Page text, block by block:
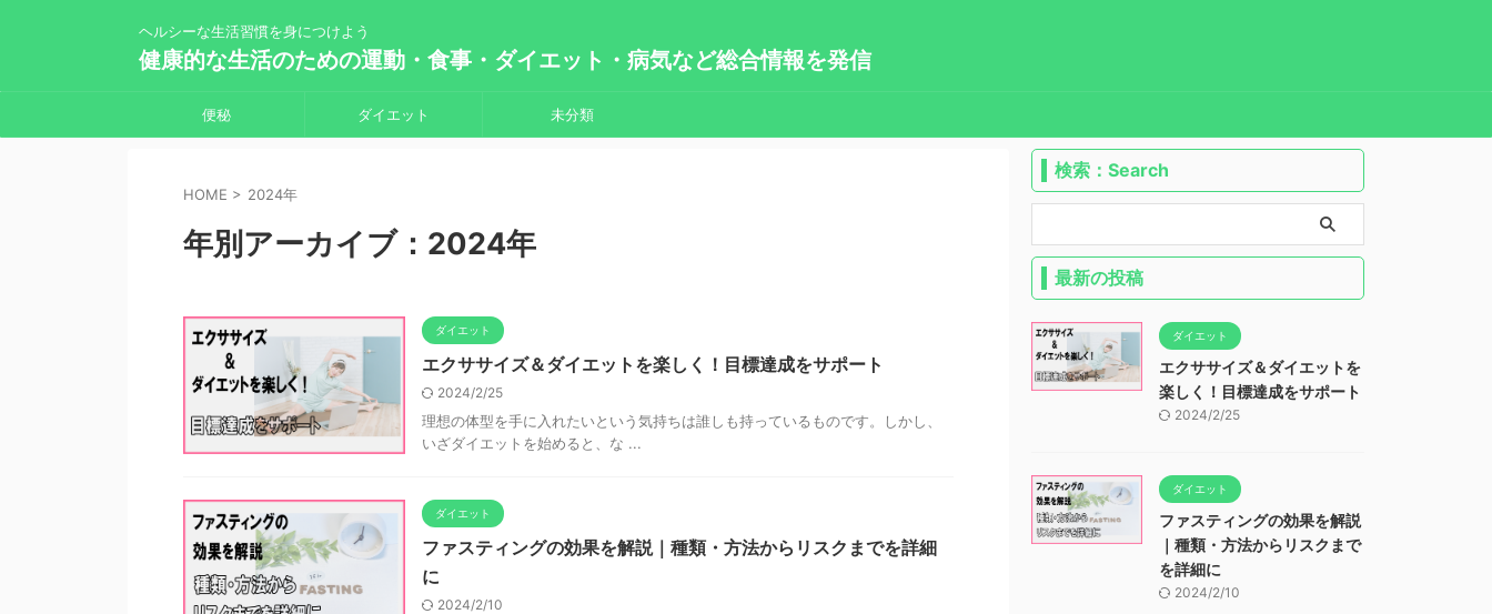
ヘルシーな生活習慣を身につけよう
健康的な生活のための運動・食事・ダイエット・病気など総合情報を発信
便秘 ダイエット 未分類
HOME > 2024年
年別アーカイブ：2024年
ダイエット
エクササイズ＆ダイエットを楽しく！目標達成をサポート
2024/2/25
理想の体型を手に入れたいという気持ちは誰しも持っているものです。しかし、
いざダイエットを始めると、な ...
ダイエット
ファスティングの効果を解説｜種類・方法からリスクまでを詳細
に
2024/2/10
検索：Search
最新の投稿
ダイエット
エクササイズ＆ダイエットを
楽しく！目標達成をサポート
2024/2/25
ダイエット
ファスティングの効果を解説
｜種類・方法からリスクまで
を詳細に
2024/2/10